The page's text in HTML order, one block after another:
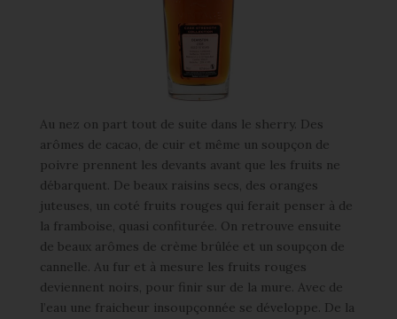
Au nez on part tout de suite dans le sherry. Des
arômes de cacao, de cuir et même un soupçon de
poivre prennent les devants avant que les fruits ne
débarquent. De beaux raisins secs, des oranges
juteuses, un coté fruits rouges qui ferait penser à de
la framboise, quasi confiturée. On retrouve ensuite
de beaux arômes de crème brûlée et un soupçon de
cannelle. Au fur et à mesure les fruits rouges
deviennent noirs, pour finir sur de la mure. Avec de
l’eau une fraicheur insoupçonnée se développe. De la